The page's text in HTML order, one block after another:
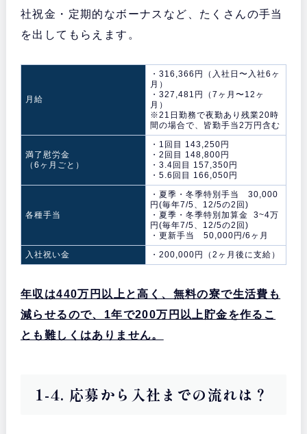
社祝金・定期的なボーナスなど、たくさんの手当
を出してもらえます。
月給
・316,366円（入社日〜入社6ヶ
月）
・327,481円（7ヶ月〜12ヶ
月）
※21日勤務で夜勤あり残業20時
間の場合で、皆勤手当2万円含む
満了慰労金
（6ヶ月ごと）
・1回目 143,250円
・2回目 148,800円
・3.4回目 157,350円
・5.6回目 166,050円
各種手当
・夏季・冬季特別手当 30,000
円(毎年7/5、12/5の2回)
・夏季・冬季特別加算金 3~4万
円(毎年7/5、12/5の2回)
・更新手当 50,000円/6ヶ月
入社祝い金
・200,000円（2ヶ月後に支給）
年収は440万円以上と高く、無料の寮で生活費も
減らせるので、1年で200万円以上貯金を作るこ
とも難しくはありません。
1-4. 応募から入社までの流れは？